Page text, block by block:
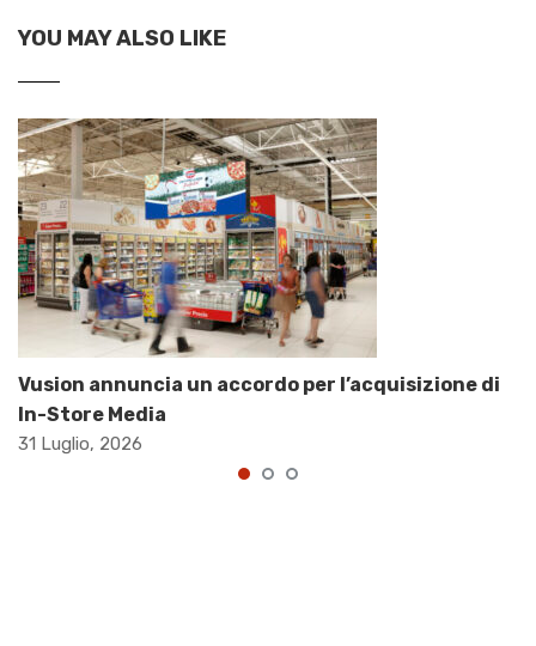
YOU MAY ALSO LIKE
Vusion annuncia un accordo per l’acquisizione di
In-Store Media
31 Luglio, 2026